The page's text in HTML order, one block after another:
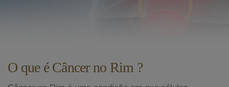
O que é Câncer no Rim ?